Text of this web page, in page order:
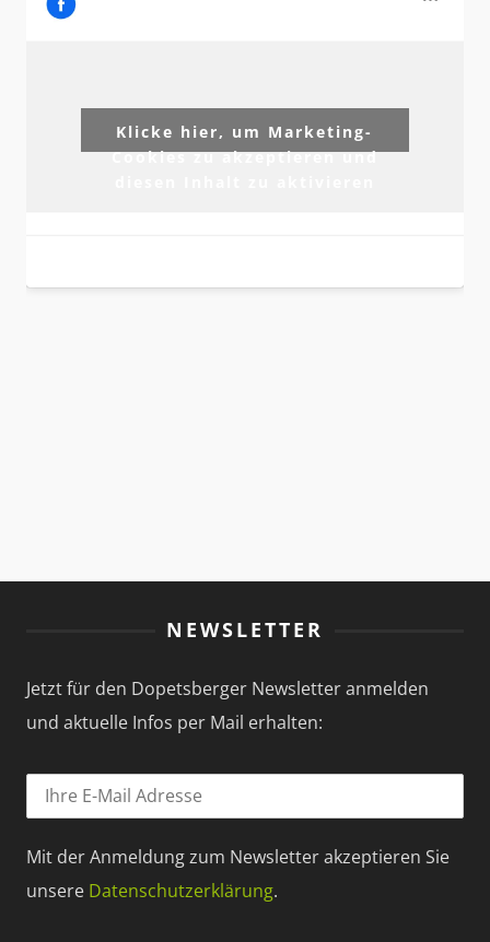
Klicke hier, um Marketing-
Cookies zu akzeptieren und
NEWSLETTER
Jetzt für den Dopetsberger Newsletter anmelden
und aktuelle Infos per Mail erhalten:
Mit der Anmeldung zum Newsletter akzeptieren Sie
unsere Datenschutzerklärung.